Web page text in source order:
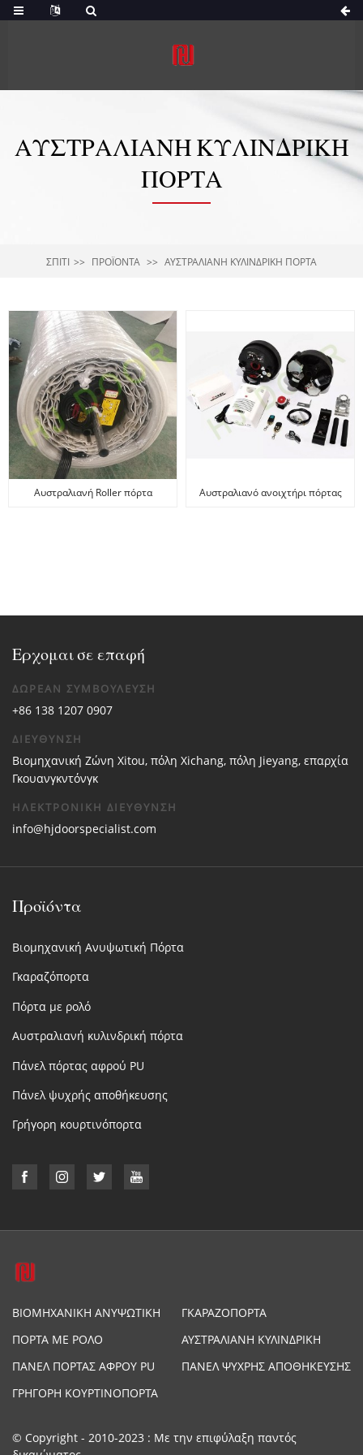
ΑΥΣΤΡΑΛΙΑΝΉ ΚΥΛΙΝΔΡΙΚΉ
ΠΌΡΤΑ
ΣΠΊΤΙ ΠΡΟΪΌΝΤΑ ΑΥΣΤΡΑΛΙΑΝΉ ΚΥΛΙΝΔΡΙΚΉ ΠΌΡΤΑ
Αυστραλιανή Roller πόρτα
Αυστραλιανό ανοιχτήρι πόρτας
Ερχομαι σε επαφή
ΔΩΡΕΑΝ ΣΥΜΒΟΥΛΕΥΣΗ
+86 138 1207 0907
ΔΙΕΥΘΥΝΣΗ
Βιομηχανική Ζώνη Xitou, πόλη Xichang, πόλη Jieyang, επαρχία
Γκουανγκντόνγκ
ΗΛΕΚΤΡΟΝΙΚΗ ΔΙΕΥΘΥΝΣΗ
info@hjdoorspecialist.com
Προϊόντα
Βιομηχανική Ανυψωτική Πόρτα
Γκαραζόπορτα
Πόρτα με ρολό
Αυστραλιανή κυλινδρική πόρτα
Πάνελ πόρτας αφρού PU
Πάνελ ψυχρής αποθήκευσης
Γρήγορη κουρτινόπορτα
ΒΙΟΜΗΧΑΝΙΚΉ ΑΝΥΨΩΤΙΚΉ
ΠΌΡΤΑ
ΓΚΑΡΑΖΌΠΟΡΤΑ
ΠΌΡΤΑ ΜΕ ΡΟΛΌ
ΑΥΣΤΡΑΛΙΑΝΉ ΚΥΛΙΝΔΡΙΚΉ
ΠΌΡΤΑ
ΠΆΝΕΛ ΠΌΡΤΑΣ ΑΦΡΟΎ PU
ΠΆΝΕΛ ΨΥΧΡΉΣ ΑΠΟΘΉΚΕΥΣΗΣ
ΓΡΉΓΟΡΗ ΚΟΥΡΤΙΝΌΠΟΡΤΑ
© Copyright - 2010-2023 : Με την επιφύλαξη παντός